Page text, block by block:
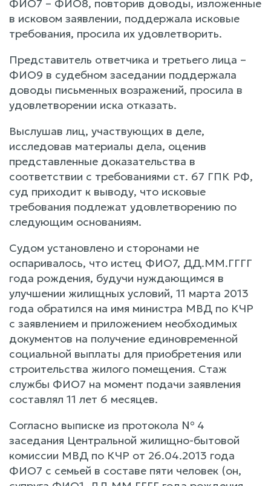
ФИО7 – ФИО8, повторив доводы, изложенные
в исковом заявлении, поддержала исковые
требования, просила их удовлетворить.
Представитель ответчика и третьего лица –
ФИО9 в судебном заседании поддержала
доводы письменных возражений, просила в
удовлетворении иска отказать.
Выслушав лиц, участвующих в деле,
исследовав материалы дела, оценив
представленные доказательства в
соответствии с требованиями ст. 67 ГПК РФ,
суд приходит к выводу, что исковые
требования подлежат удовлетворению по
следующим основаниям.
Судом установлено и сторонами не
оспаривалось, что истец ФИО7, ДД.ММ.ГГГГ
года рождения, будучи нуждающимся в
улучшении жилищных условий, 11 марта 2013
года обратился на имя министра МВД по КЧР
с заявлением и приложением необходимых
документов на получение единовременной
социальной выплаты для приобретения или
строительства жилого помещения. Стаж
службы ФИО7 на момент подачи заявления
составлял 11 лет 6 месяцев.
Согласно выписке из протокола № 4
заседания Центральной жилищно-бытовой
комиссии МВД по КЧР от 26.04.2013 года
ФИО7 с семьей в составе пяти человек (он,